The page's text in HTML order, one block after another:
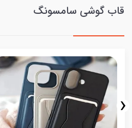
قاب گوشی سامسونگ
‹